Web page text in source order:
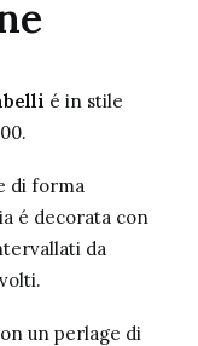
é in stile
di forma
é decorata con
da
un perlage di